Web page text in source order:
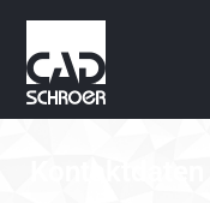
Zum
Inhalt
springen